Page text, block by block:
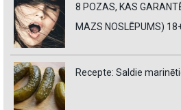
8 POZAS, KAS
MAZS NOSLĒPUMS)
Recepte: Saldie